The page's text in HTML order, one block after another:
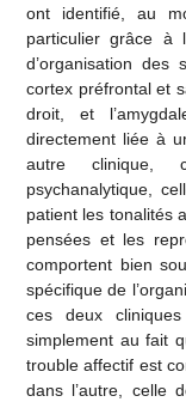
ont identifié, au
particulier grâce à
d’organisation des
cortex préfrontal et
droit, et
directement liée à
autre clinique,
psychanalytique,
patient les tonalités
pensées et les
comportent bien
spécifique de
ces deux
simplement au fait
trouble affectif est
dans l’autre, celle